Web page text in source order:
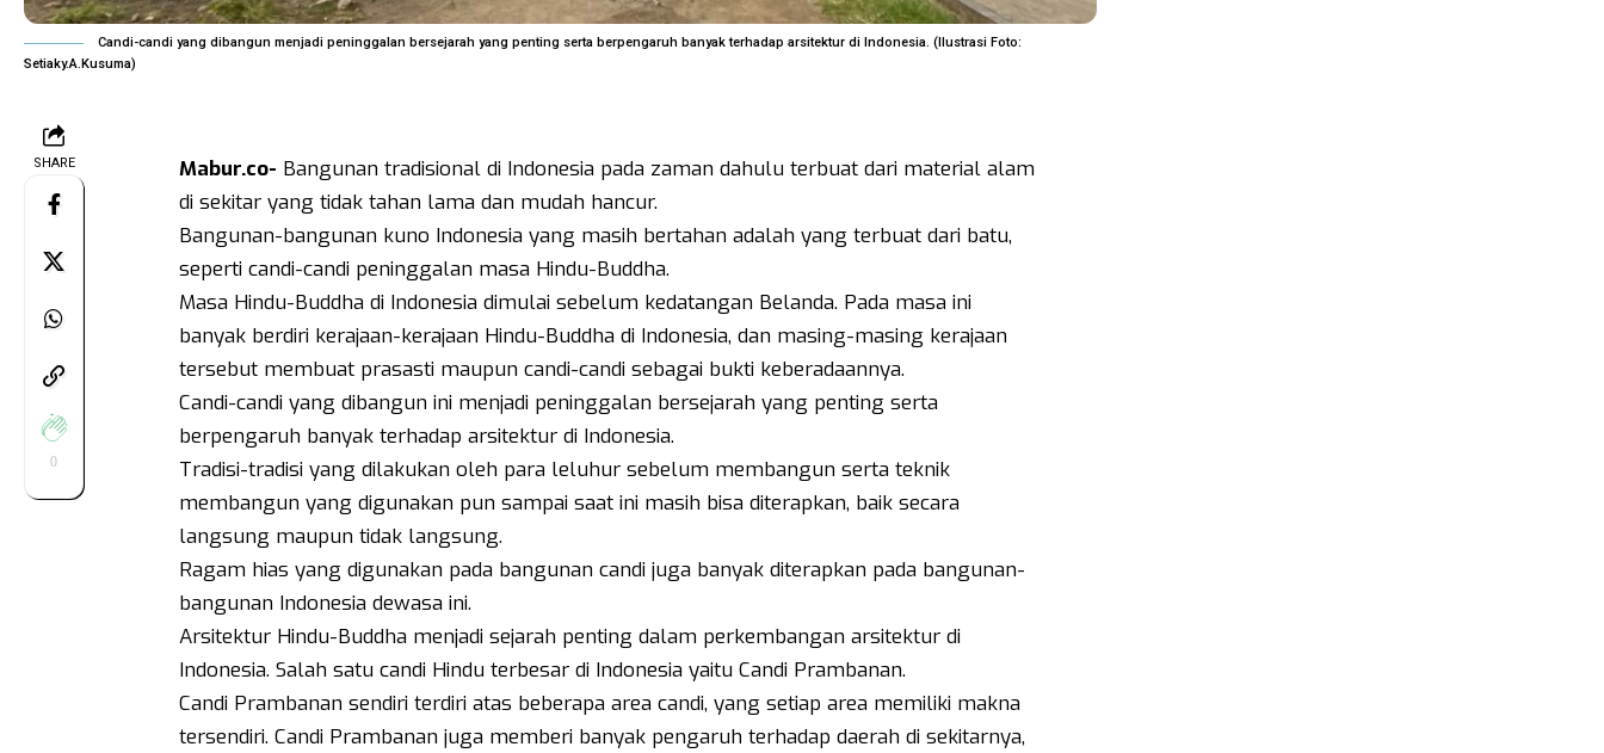
Candi-candi yang dibangun menjadi peninggalan bersejarah yang penting serta berpengaruh banyak terhadap arsitektur di Indonesia. (Ilustrasi Foto:
Setiaky.A.Kusuma)
SHARE
0
Mabur.co- Bangunan tradisional di Indonesia pada zaman dahulu terbuat dari material alam
di sekitar yang tidak tahan lama dan mudah hancur.
Bangunan-bangunan kuno Indonesia yang masih bertahan adalah yang terbuat dari batu,
seperti candi-candi peninggalan masa Hindu-Buddha.
Masa Hindu-Buddha di Indonesia dimulai sebelum kedatangan Belanda. Pada masa ini
banyak berdiri kerajaan-kerajaan Hindu-Buddha di Indonesia, dan masing-masing kerajaan
tersebut membuat prasasti maupun candi-candi sebagai bukti keberadaannya.
Candi-candi yang dibangun ini menjadi peninggalan bersejarah yang penting serta
berpengaruh banyak terhadap arsitektur di Indonesia.
Tradisi-tradisi yang dilakukan oleh para leluhur sebelum membangun serta teknik
membangun yang digunakan pun sampai saat ini masih bisa diterapkan, baik secara
langsung maupun tidak langsung.
Ragam hias yang digunakan pada bangunan candi juga banyak diterapkan pada bangunan-
bangunan Indonesia dewasa ini.
Arsitektur Hindu-Buddha menjadi sejarah penting dalam perkembangan arsitektur di
Indonesia. Salah satu candi Hindu terbesar di Indonesia yaitu Candi Prambanan.
Candi Prambanan sendiri terdiri atas beberapa area candi, yang setiap area memiliki makna
tersendiri. Candi Prambanan juga memberi banyak pengaruh terhadap daerah di sekitarnya,